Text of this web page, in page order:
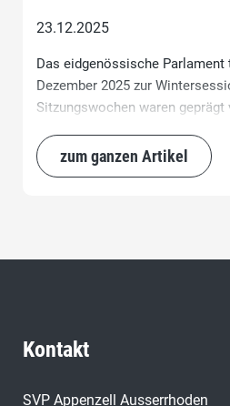
23.12.2025
Das eidgenössische Parlament
Dezember 2025 zur
Sitzungswochen waren geprägt
Entscheiden. Gleichzeitig stand
persönlich im Zeichen des
zum ganzen Artikel
Kontakt
SVP Appenzell Ausserrhoden